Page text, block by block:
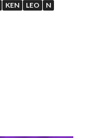
KEN LEO
N